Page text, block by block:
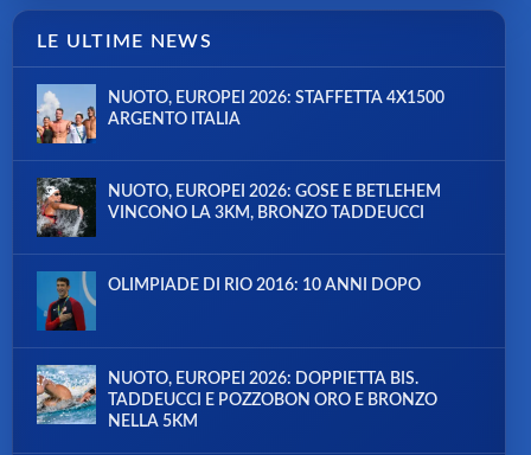
LE ULTIME NEWS
NUOTO, EUROPEI 2026: STAFFETTA 4X1500
ARGENTO ITALIA
NUOTO, EUROPEI 2026: GOSE E BETLEHEM
VINCONO LA 3KM, BRONZO TADDEUCCI
OLIMPIADE DI RIO 2016: 10 ANNI DOPO
NUOTO, EUROPEI 2026: DOPPIETTA BIS.
TADDEUCCI E POZZOBON ORO E BRONZO
NELLA 5KM